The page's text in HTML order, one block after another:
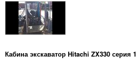
Кабина экскаватор Hitachi ZX330 серия 1